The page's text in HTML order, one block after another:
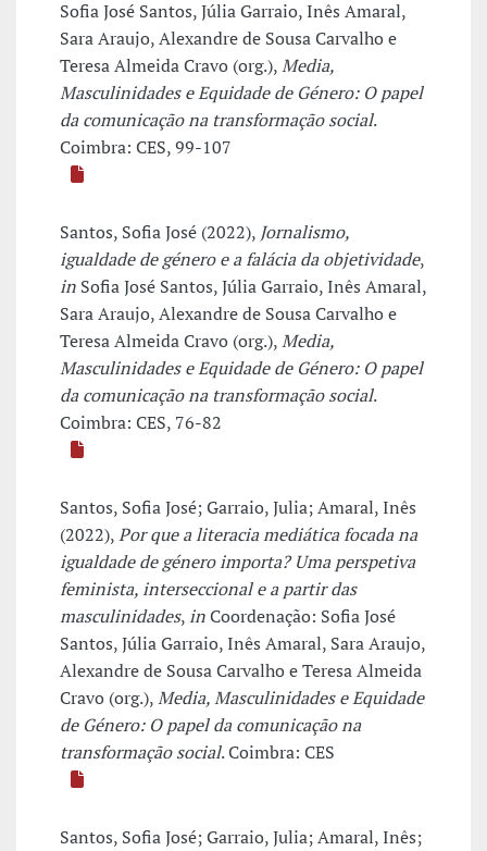
Sofia José Santos, Júlia Garraio, Inês Amaral,
Sara Araujo, Alexandre de Sousa Carvalho e
Teresa Almeida Cravo (org.),Media,
Masculinidades e Equidade de Género: O papel
da comunicação na transformação social.
Coimbra: CES, 99-107
Santos, Sofia José (2022), Jornalismo,
igualdade de género e a falácia da objetividade,
in Sofia José Santos, Júlia Garraio, Inês Amaral,
Sara Araujo, Alexandre de Sousa Carvalho e
Teresa Almeida Cravo (org.),Media,
Masculinidades e Equidade de Género: O papel
da comunicação na transformação social.
Coimbra: CES, 76-82
Santos, Sofia José; Garraio, Julia; Amaral, Inês
(2022),Por que a literacia mediática focada na
igualdade de género importa? Uma perspetiva
feminista, interseccional e a partir das
masculinidades,inCoordenação: Sofia José
Santos, Júlia Garraio, Inês Amaral, Sara Araujo,
Alexandre de Sousa Carvalho e Teresa Almeida
Cravo (org.),Media, Masculinidades e Equidade
de Género: O papel da comunicação na
transformação social. Coimbra: CES
Santos, Sofia José; Garraio, Julia; Amaral, Inês;